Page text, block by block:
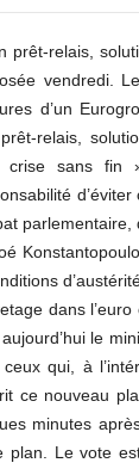
prêt-relais,
vendredi.
d’un
relais,
sans fin
dans
le
qui, à
ce nouveau
minutes
plan. Le vote